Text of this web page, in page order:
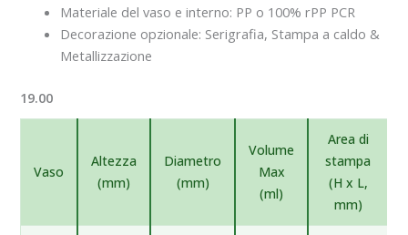
Materiale del vaso e interno: PP o 100% rPP PCR
Decorazione opzionale: Serigrafia, Stampa a caldo &
Metallizzazione
19.00
Vaso
Altezza
(mm)
Diametro
(mm)
Volume
Max
(ml)
Area di
stampa
(H x L,
mm)